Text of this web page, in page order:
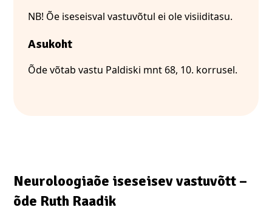
NB! Õe iseseisval vastuvõtul ei ole visiiditasu.
Asukoht
Õde võtab vastu Paldiski mnt 68, 10. korrusel.
Neuroloogiaõe iseseisev vastuvõtt –
õde Ruth Raadik